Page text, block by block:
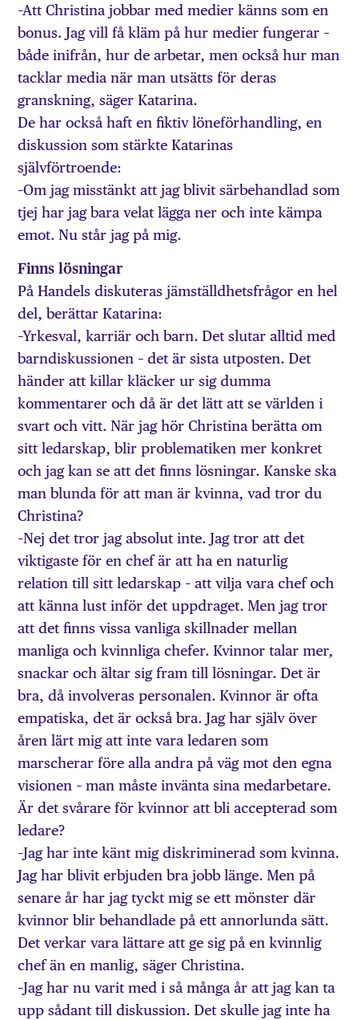
–Att Christina jobbar med medier känns som en
bonus. Jag vill få kläm på hur medier fungerar –
både inifrån, hur de arbetar, men också hur man
tacklar media när man utsätts för deras
granskning, säger Katarina.
De har också haft en fiktiv löneförhandling, en
diskussion som stärkte Katarinas
självförtroende:
–Om jag misstänkt att jag blivit särbehandlad som
tjej har jag bara velat lägga ner och inte kämpa
emot. Nu står jag på mig.
Finns lösningar
På Handels diskuteras jämställdhetsfrågor en hel
del, berättar Katarina:
–Yrkesval, karriär och barn. Det slutar alltid med
barndiskussionen – det är sista utposten. Det
händer att killar kläcker ur sig dumma
kommentarer och då är det lätt att se världen i
svart och vitt. När jag hör Christina berätta om
sitt ledarskap, blir problematiken mer konkret
och jag kan se att det finns lösningar. Kanske ska
man blunda för att man är kvinna, vad tror du
Christina?
–Nej det tror jag absolut inte. Jag tror att det
viktigaste för en chef är att ha en naturlig
relation till sitt ledarskap – att vilja vara chef och
att känna lust inför det uppdraget. Men jag tror
att det finns vissa vanliga skillnader mellan
manliga och kvinnliga chefer. Kvinnor talar mer,
snackar och ältar sig fram till lösningar. Det är
bra, då involveras personalen. Kvinnor är ofta
empatiska, det är också bra. Jag har själv över
åren lärt mig att inte vara ledaren som
marscherar före alla andra på väg mot den egna
visionen – man måste invänta sina medarbetare.
Är det svårare för kvinnor att bli accepterad som
ledare?
–Jag har inte känt mig diskriminerad som kvinna.
Jag har blivit erbjuden bra jobb länge. Men på
senare år har jag tyckt mig se ett mönster där
kvinnor blir behandlade på ett annorlunda sätt.
Det verkar vara lättare att ge sig på en kvinnlig
chef än en manlig, säger Christina.
–Jag har nu varit med i så många år att jag kan ta
upp sådant till diskussion. Det skulle jag inte ha